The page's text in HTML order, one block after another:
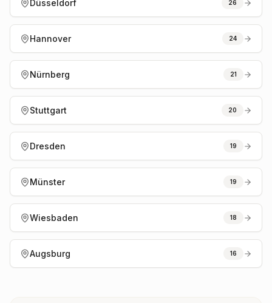
Düsseldorf 26
Hannover 24
Nürnberg 21
Stuttgart 20
Dresden 19
Münster 19
Wiesbaden 18
Augsburg 16